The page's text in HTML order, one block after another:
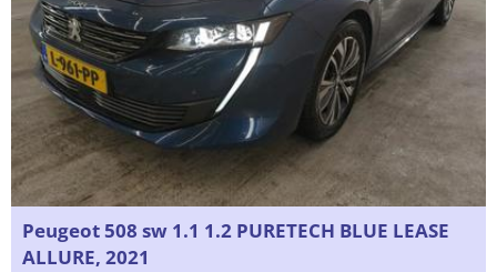
Peugeot 508 sw 1.1 1.2 PURETECH BLUE LEASE
ALLURE, 2021